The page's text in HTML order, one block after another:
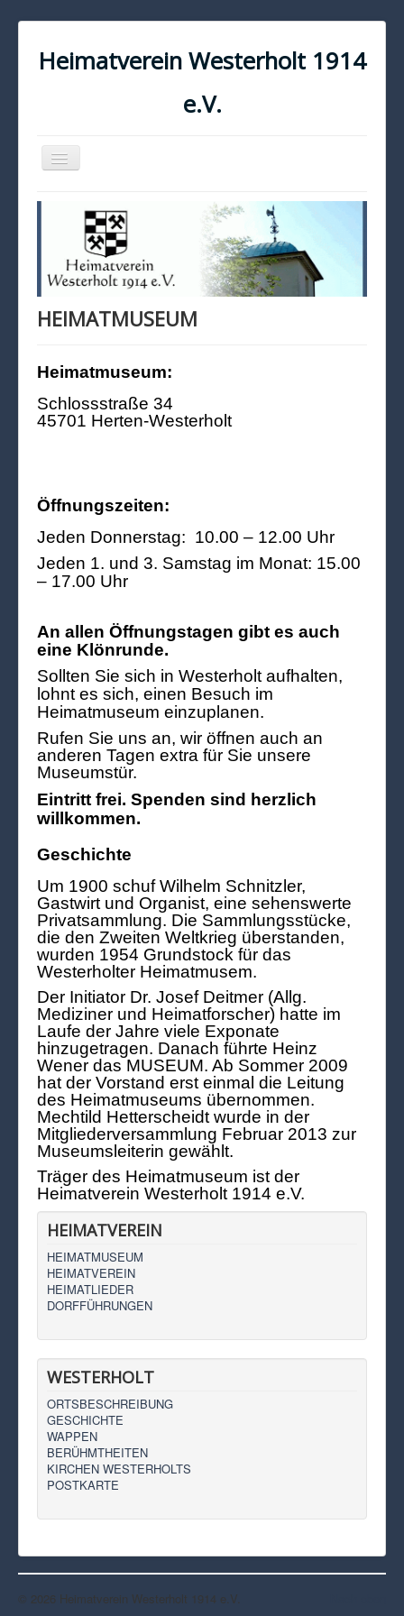
Heimatverein Westerholt 1914
e.V.
Navigation
an/aus
KONTAKT
IMPRESSUM
DATENSCHUTZ
HEIMATMUSEUM
Heimatmuseum:
Schlossstraße 34
45701 Herten-Westerholt
Öffnungszeiten:
Jeden Donnerstag: 10.00 – 12.00 Uhr
Jeden 1. und 3. Samstag im Monat: 15.00
– 17.00 Uhr
An allen Öffnungstagen gibt es auch
eine Klönrunde.
Sollten Sie sich in Westerholt aufhalten,
lohnt es sich, einen Besuch im
Heimatmuseum einzuplanen.
Rufen Sie uns an, wir öffnen auch an
anderen Tagen extra für Sie unsere
Museumstür.
Eintritt frei. Spenden sind herzlich
willkommen.
Geschichte
Um 1900 schuf Wilhelm Schnitzler,
Gastwirt und Organist, eine sehenswerte
Privatsammlung. Die Sammlungsstücke,
die den Zweiten Weltkrieg überstanden,
wurden 1954 Grundstock für das
Westerholter Heimatmusem.
Der Initiator Dr. Josef Deitmer (Allg.
Mediziner und Heimatforscher) hatte im
Laufe der Jahre viele Exponate
hinzugetragen. Danach führte Heinz
Wener das MUSEUM. Ab Sommer 2009
hat der Vorstand erst einmal die Leitung
des Heimatmuseums übernommen.
Mechtild Hetterscheidt wurde in der
Mitgliederversammlung Februar 2013 zur
Museumsleiterin gewählt.
Träger des Heimatmuseum ist der
Heimatverein Westerholt 1914 e.V.
HEIMATVEREIN
HEIMATMUSEUM
HEIMATVEREIN
HEIMATLIEDER
DORFFÜHRUNGEN
WESTERHOLT
ORTSBESCHREIBUNG
GESCHICHTE
WAPPEN
BERÜHMTHEITEN
KIRCHEN WESTERHOLTS
POSTKARTE
© 2026 Heimatverein Westerholt 1914 e.V.